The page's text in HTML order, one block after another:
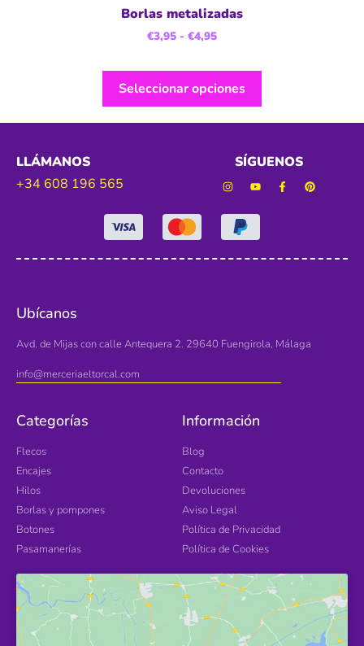
Borlas metalizadas
€3,95 - €4,95
Seleccionar opciones
LLÁMANOS
+34 608 196 565
SÍGUENOS
Ubícanos
Avd. de Mijas con calle Antequera 2. 29640 Fuengirola, Málaga
info@merceriaeltorcal.com
Categorías
Flecos
Encajes
Hilos
Borlas y pompones
Botones
Pasamanerías
Información
Blog
Contacto
Devoluciones
Aviso Legal
Política de Privacidad
Política de Cookies